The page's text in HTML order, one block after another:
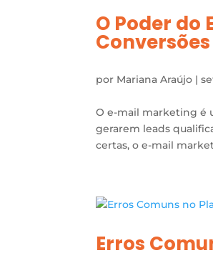
O Poder do
Conversões
por Mariana Araújo |
O e-mail marketing é
gerarem leads
certas, o e-mail
Erros